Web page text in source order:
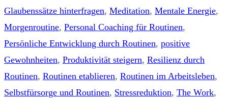
Glaubenssätze hinterfragen, Meditation, Mentale Energie,
Morgenroutine, Personal Coaching für Routinen,
Persönliche Entwicklung durch Routinen, positive
Gewohnheiten, Produktivität steigern, Resilienz durch
Routinen, Routinen etablieren, Routinen im Arbeitsleben,
Selbstfürsorge und Routinen, Stressreduktion, The Work,